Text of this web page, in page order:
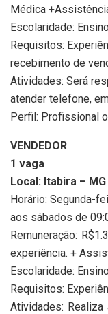
Médica
Escolaridade:
Requisitos:
recebimento de
Atividades: Será
atender telefone,
Perfil: Profissional
VENDEDOR
1 vaga
Local: Itabira – MG
Horário: Segunda-
aos sábados de
Remuneração:
experiência. +
Escolaridade:
Requisitos:
Atividades: